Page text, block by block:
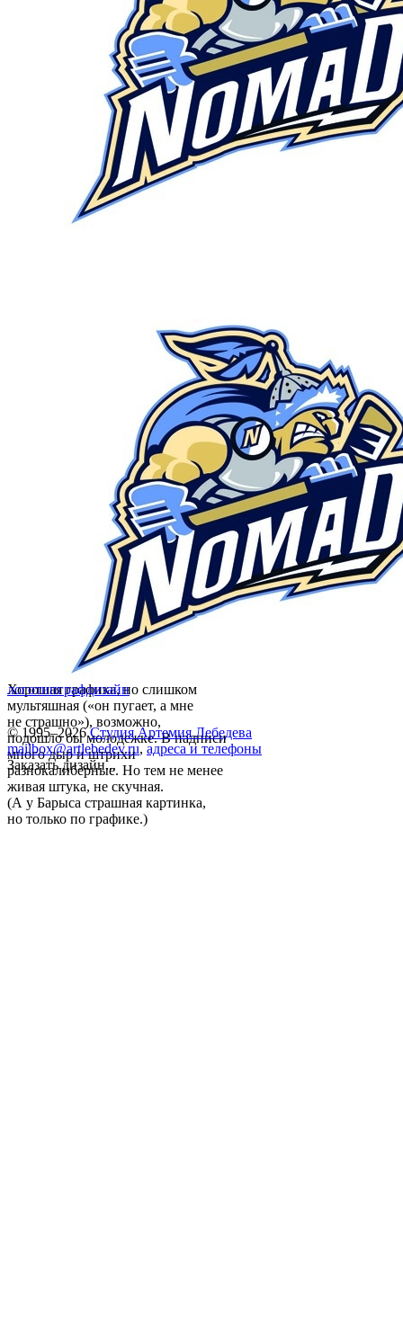
Хорошая графика, но слишком
мультяшная («он пугает, а мне
не страшно»), возможно,
подошло бы молодежке. В надписи
много дыр и штрихи
разнокалиберные. Но тем не менее
живая штука, не скучная.
(А у Барыса страшная картинка,
но только по графике.)
логотипграфдизайн
© 1995–2026 Студия Артемия Лебедева
mailbox@artlebedev.ru, адреса и телефоны
Заказать дизайн...